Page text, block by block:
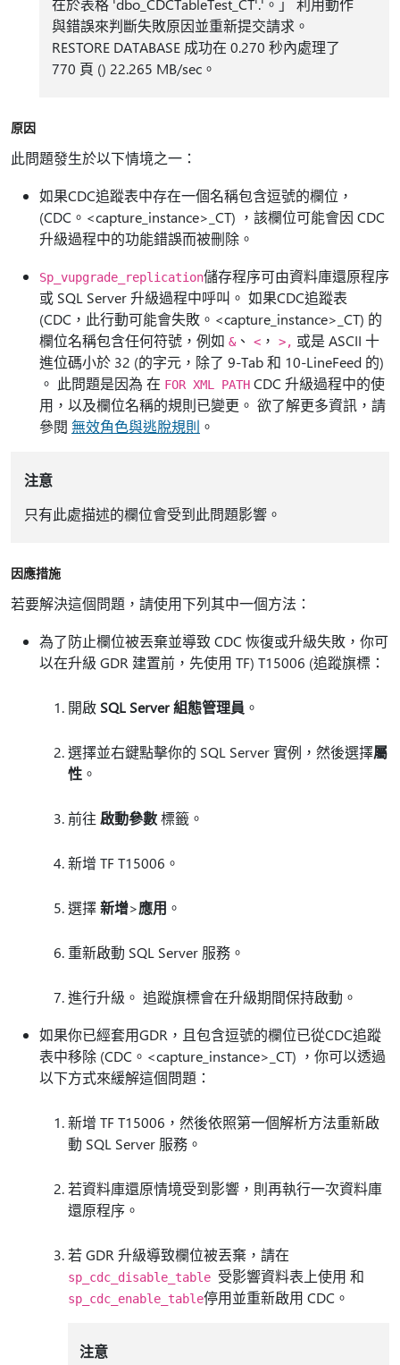
在於表格 'dbo_CDCTableTest_CT'.'。」 利用動作
與錯誤來判斷失敗原因並重新提交請求。
RESTORE DATABASE 成功在 0.270 秒內處理了
770 頁 () 22.265 MB/sec。
原因
此問題發生於以下情境之一：
如果CDC追蹤表中存在一個名稱包含逗號的欄位，
(CDC。<capture_instance>_CT) ，該欄位可能會因 CDC
升級過程中的功能錯誤而被刪除。
Sp_vupgrade_replication儲存程序可由資料庫還原程序
或 SQL Server 升級過程中呼叫。 如果CDC追蹤表
(CDC，此行動可能會失敗。<capture_instance>_CT) 的
欄位名稱包含任何符號，例如 &、 < ， >, 或是 ASCII 十
進位碼小於 32 (的字元，除了 9-Tab 和 10-LineFeed 的)
。 此問題是因為 在 FOR XML PATH CDC 升級過程中的使
用，以及欄位名稱的規則已變更。 欲了解更多資訊，請
參閱 無效角色與逃脫規則 。
注意
只有此處描述的欄位會受到此問題影響。
因應措施
若要解決這個問題，請使用下列其中一個方法：
為了防止欄位被丟棄並導致 CDC 恢復或升級失敗，你可
以在升級 GDR 建置前，先使用 TF) T15006 (追蹤旗標：
開啟 SQL Server 組態管理員 。
選擇並右鍵點擊你的 SQL Server 實例，然後選擇屬
性 。
前往 啟動參數標籤。
新增 TF T15006。
選擇新增>應用 。
重新啟動 SQL Server 服務。
進行升級。 追蹤旗標會在升級期間保持啟動。
如果你已經套用GDR，且包含逗號的欄位已從CDC追蹤
表中移除 (CDC。<capture_instance>_CT) ，你可以透過
以下方式來緩解這個問題：
新增 TF T15006，然後依照第一個解析方法重新啟
動 SQL Server 服務。
若資料庫還原情境受到影響，則再執行一次資料庫
還原程序。
若 GDR 升級導致欄位被丟棄，請在
sp_cdc_disable_table 受影響資料表上使用 和
sp_cdc_enable_table停用並重新啟用 CDC。
注意